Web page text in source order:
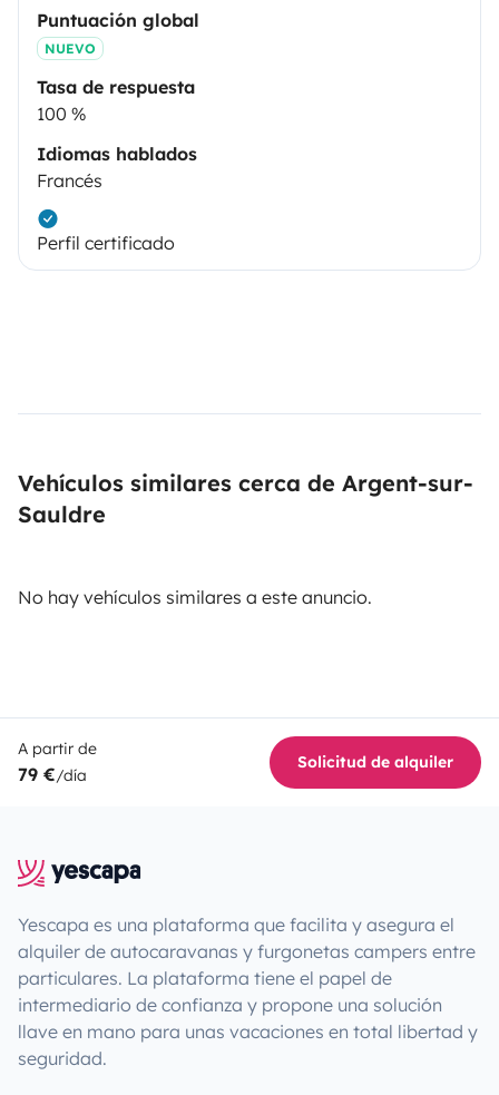
Puntuación global
NUEVO
Tasa de respuesta
100 %
Idiomas hablados
Francés
Perfil certificado
Vehículos similares cerca de Argent-sur-
Sauldre
No hay vehículos similares a este anuncio.
A partir de
79 €/día
Solicitud de alquiler
Yescapa es una plataforma que facilita y asegura el
alquiler de autocaravanas y furgonetas campers entre
particulares. La plataforma tiene el papel de
intermediario de confianza y propone una solución
llave en mano para unas vacaciones en total libertad y
seguridad.